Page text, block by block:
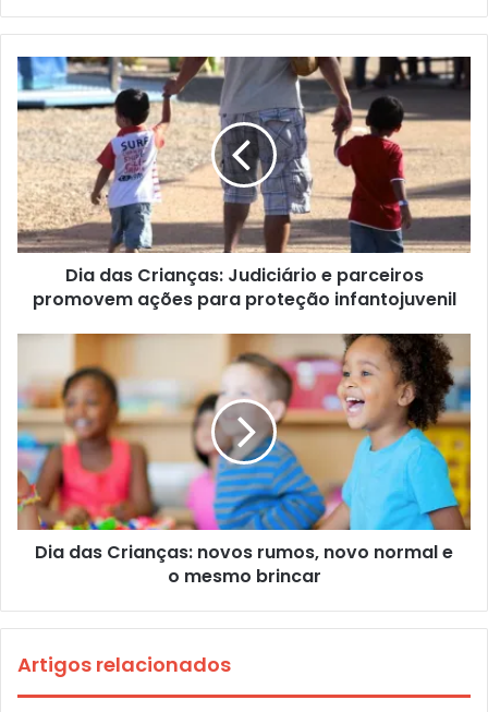
Dia das Crianças: Judiciário e parceiros
promovem ações para proteção infantojuvenil
Dia das Crianças: novos rumos, novo normal e
o mesmo brincar
Artigos relacionados